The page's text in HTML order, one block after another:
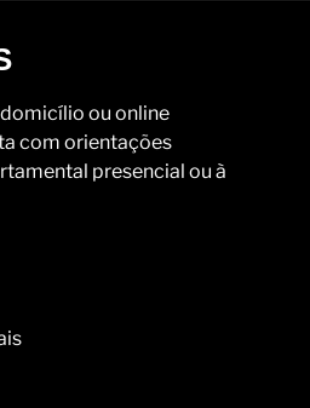
ou online
com orientações
presencial ou à